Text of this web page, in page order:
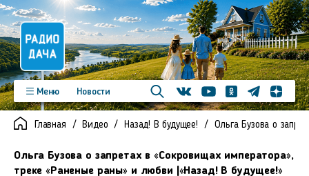
Меню
Новости
Программы
Подкасты
Новинки
Фото
Видео
Реклама
ВконтактеYoutubeОдноклассники
ТелеграмЯндекс
Главная Видео Назад! В будущее! Ольга Бузова о
Ольга Бузова о запретах в «Сокровищах императора»,
треке «Раненые раны» и любви |«Назад! В будущее!»